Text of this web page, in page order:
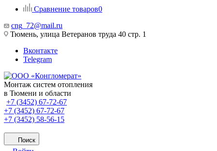
Сравнение товаров0
cng_72@mail.ru
Тюмень, улица Ветеранов труда 40 стр. 1
Вконтакте
Telegram
Монтаж систем отопления
в Тюмени и области
+7 (3452) 67-72-67
+7 (3452) 67-72-67
+7 (3452) 58-56-15
Поиск